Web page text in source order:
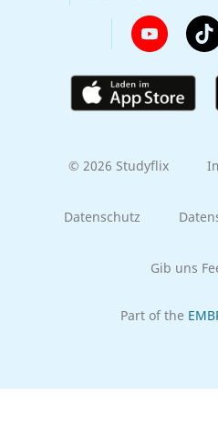
© 2026 Studyflix
Datenschutz
Gib uns
Part of the